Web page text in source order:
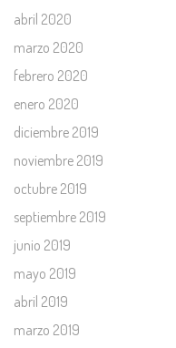
abril 2020
marzo 2020
febrero 2020
enero 2020
diciembre 2019
noviembre 2019
octubre 2019
septiembre 2019
junio 2019
mayo 2019
abril 2019
marzo 2019